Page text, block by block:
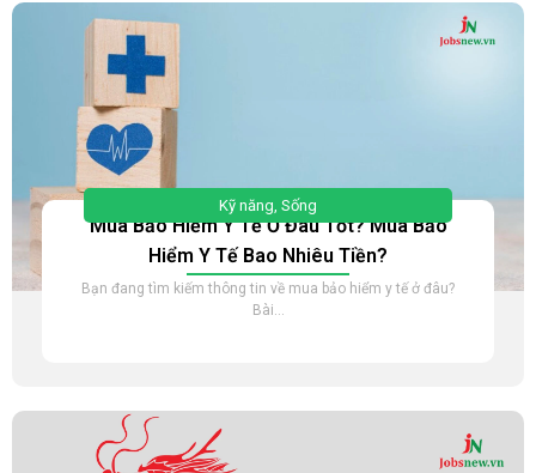
Kỹ năng, Sống
Mua Bảo Hiểm Y Tế Ở Đâu Tốt? Mua Bảo
Hiểm Y Tế Bao Nhiêu Tiền?
Bạn đang tìm kiếm thông tin về mua bảo hiểm y tế ở đâu?
Bài...